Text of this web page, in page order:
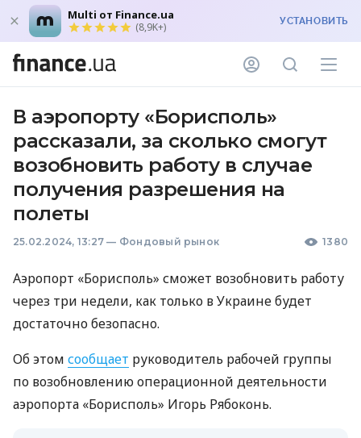
Multi от Finance.ua
(8,9K+) УСТАНОВИТЬ
В аэропорту «Борисполь»
рассказали, за сколько смогут
возобновить работу в случае
получения разрешения на
полеты
25.02.2024, 13:27 — Фондовый рынок 1380
Аэропорт «Борисполь» сможет возобновить работу
через три недели, как только в Украине будет
достаточно безопасно.
Об этом сообщает руководитель рабочей группы
по возобновлению операционной деятельности
аэропорта «Борисполь» Игорь Рябоконь.